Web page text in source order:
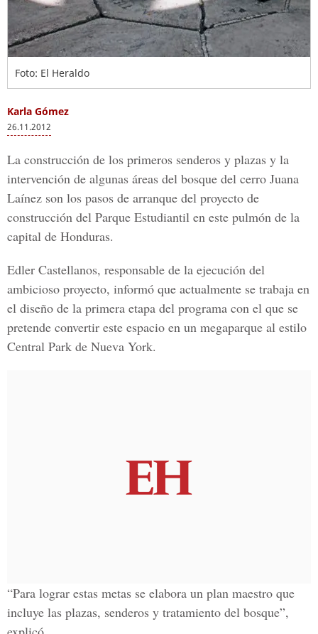
Foto: El Heraldo
Karla Gómez
26.11.2012
La construcción de los primeros senderos y plazas y la
intervención de algunas áreas del bosque del cerro Juana
Laínez son los pasos de arranque del proyecto de
construcción del Parque Estudiantil en este pulmón de la
capital de Honduras.
Edler Castellanos, responsable de la ejecución del
ambicioso proyecto, informó que actualmente se trabaja en
el diseño de la primera etapa del programa con el que se
pretende convertir este espacio en un megaparque al estilo
Central Park de Nueva York.
“Para lograr estas metas se elabora un plan maestro que
incluye las plazas, senderos y tratamiento del bosque”,